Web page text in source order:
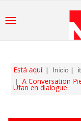
Está aquí: Inicio
A Conversation
Ufan en dialogue